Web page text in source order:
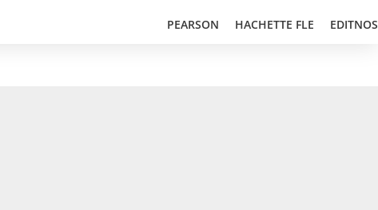
PEARSON HACHETTE FLE EDITNOS